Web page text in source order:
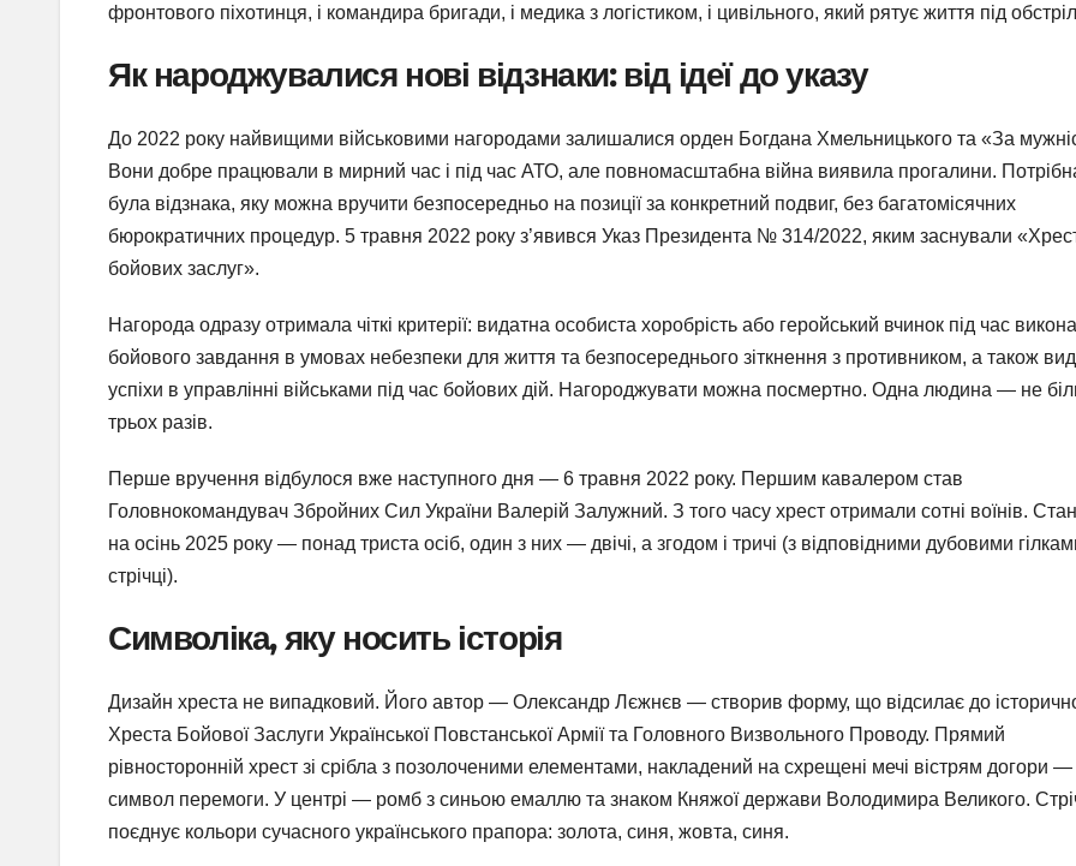
фронтового піхотинця, і командира бригади, і медика з логістиком, і цивільного, який рятує життя під
Як народжувалися нові відзнаки: від ідеї до указу
До 2022 року найвищими військовими нагородами залишалися орден Богдана Хмельницького та «За
Вони добре працювали в мирний час і під час АТО, але повномасштабна війна виявила прогалини.
була відзнака, яку можна вручити безпосередньо на позиції за конкретний подвиг, без багатомісячних
бюрократичних процедур. 5 травня 2022 року з’явився Указ Президента № 314/2022, яким заснували
бойових заслуг».
Нагорода одразу отримала чіткі критерії: видатна особиста хоробрість або геройський вчинок під час
бойового завдання в умовах небезпеки для життя та безпосереднього зіткнення з противником, а також
успіхи в управлінні військами під час бойових дій. Нагороджувати можна посмертно. Одна людина — не
трьох разів.
Перше вручення відбулося вже наступного дня — 6 травня 2022 року. Першим кавалером став
Головнокомандувач Збройних Сил України Валерій Залужний. З того часу хрест отримали сотні воїнів.
на осінь 2025 року — понад триста осіб, один з них — двічі, а згодом і тричі (з відповідними дубовими
стрічці).
Символіка, яку носить історія
Дизайн хреста не випадковий. Його автор — Олександр Лєжнєв — створив форму, що відсилає до
Хреста Бойової Заслуги Української Повстанської Армії та Головного Визвольного Проводу. Прямий
рівносторонній хрест зі срібла з позолоченими елементами, накладений на схрещені мечі вістрям догори —
символ перемоги. У центрі — ромб з синьою емаллю та знаком Княжої держави Володимира Великого.
поєднує кольори сучасного українського прапора: золота, синя, жовта, синя.